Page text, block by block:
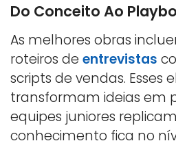
Do Conceito Ao
As melhores obras
roteiros de entrevistas
scripts de vendas. Esses
transformam ideias em
equipes juniores
conhecimento fica no